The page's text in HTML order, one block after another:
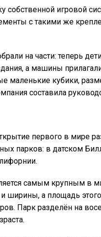
собственной игровой
с такими же
на части: теперь
а машины
кубики,
составила
первого в мире
парков: в датском
самым крупным в
ширины, а площадь
Парк разделён на